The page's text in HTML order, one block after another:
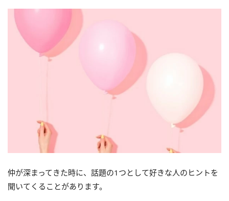
仲が深まってきた時に、話題の1つとして好きな人のヒントを
聞いてくることがあります。